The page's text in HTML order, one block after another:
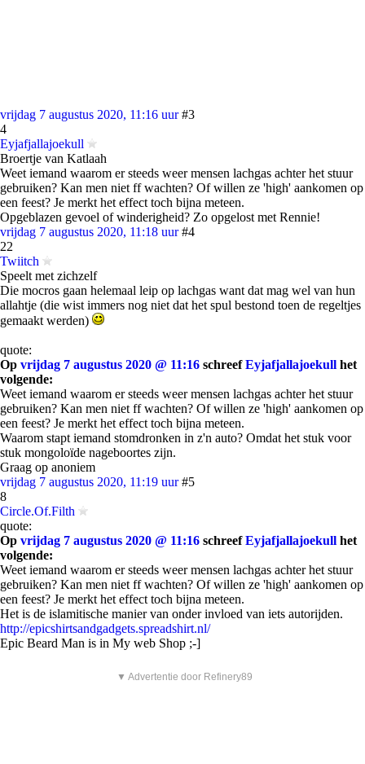
vrijdag 7 augustus 2020, 11:16 uur #3
4
Eyjafjallajoekull
Broertje van Katlaah
Weet iemand waarom er steeds weer mensen lachgas achter het stuur
gebruiken? Kan men niet ff wachten? Of willen ze 'high' aankomen op
een feest? Je merkt het effect toch bijna meteen.
Opgeblazen gevoel of winderigheid? Zo opgelost met Rennie!
vrijdag 7 augustus 2020, 11:18 uur #4
22
Twiitch
Speelt met zichzelf
Die mocros gaan helemaal leip op lachgas want dat mag wel van hun
allahtje (die wist immers nog niet dat het spul bestond toen de regeltjes
gemaakt werden)
quote:
Op vrijdag 7 augustus 2020 @ 11:16 schreefEyjafjallajoekull het
volgende:
Weet iemand waarom er steeds weer mensen lachgas achter het stuur
gebruiken? Kan men niet ff wachten? Of willen ze 'high' aankomen op
een feest? Je merkt het effect toch bijna meteen.
Waarom stapt iemand stomdronken in z'n auto? Omdat het stuk voor
stuk mongoloïde nageboortes zijn.
Graag op anoniem
vrijdag 7 augustus 2020, 11:19 uur #5
8
Circle.Of.Filth
quote:
Op vrijdag 7 augustus 2020 @ 11:16 schreefEyjafjallajoekull het
volgende:
Weet iemand waarom er steeds weer mensen lachgas achter het stuur
gebruiken? Kan men niet ff wachten? Of willen ze 'high' aankomen op
een feest? Je merkt het effect toch bijna meteen.
Het is de islamitische manier van onder invloed van iets autorijden.
http://epicshirtsandgadgets.spreadshirt.nl/
Epic Beard Man is in My web Shop ;-]
▼ Advertentie door Refinery89